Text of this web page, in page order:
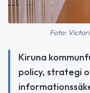
Foto:
Kiruna
policy, strategi